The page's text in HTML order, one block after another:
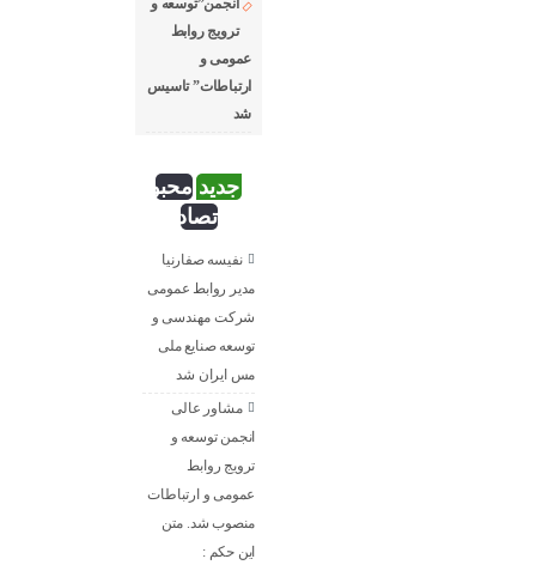
انجمن”توسعه و
ترویج روابط
عمومی و
ارتباطات” تاسیس
شد
جدید محبوب
تصادفی
نفیسه صفارنیا
مدیر روابط‌ عمومی
شرکت مهندسی و
توسعه صنایع ملی
مس ایران شد
مشاور عالی
انجمن توسعه و
ترویج روابط
عمومی و ارتباطات
منصوب شد. متن
این حکم :